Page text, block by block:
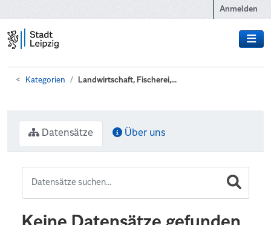
Anmelden
Kategorien Landwirtschaft, Fischerei,...
Datensätze Über uns